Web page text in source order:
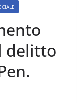
delitto